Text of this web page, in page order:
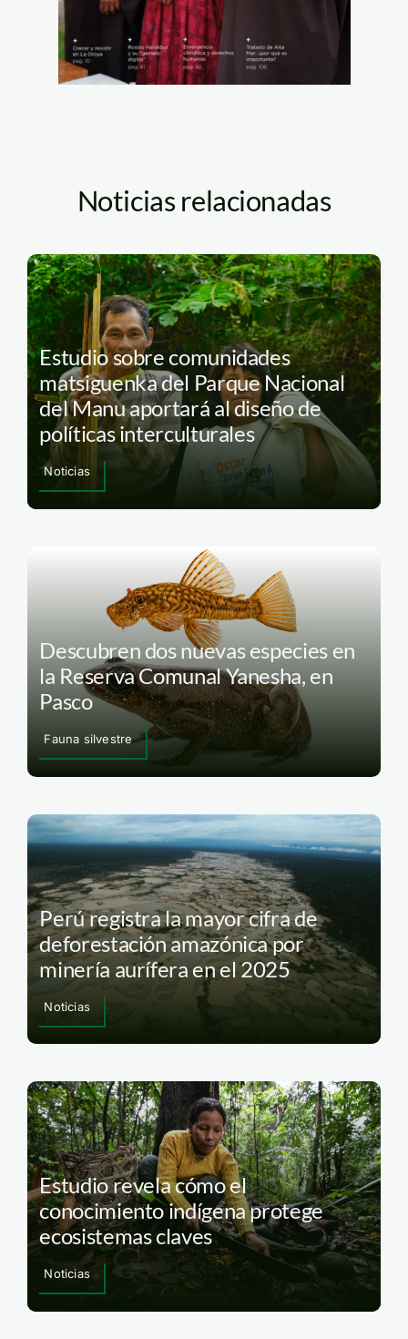
Noticias relacionadas
Estudio sobre comunidades
matsiguenka del Parque Nacional
del Manu aportará al diseño de
políticas interculturales
Noticias
Descubren dos nuevas especies en
la Reserva Comunal Yanesha, en
Pasco
Fauna silvestre
Perú registra la mayor cifra de
deforestación amazónica por
minería aurífera en el 2025
Noticias
Estudio revela cómo el
conocimiento indígena protege
ecosistemas claves
Noticias